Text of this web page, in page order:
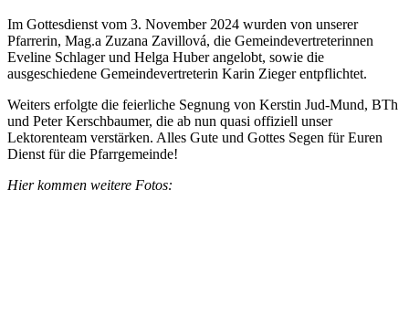
Im Gottesdienst vom 3. November 2024 wurden von unserer
Pfarrerin, Mag.a Zuzana Zavillová, die Gemeindevertreterinnen
Eveline Schlager und Helga Huber angelobt, sowie die
ausgeschiedene Gemeindevertreterin Karin Zieger entpflichtet.
Weiters erfolgte die feierliche Segnung von Kerstin Jud-Mund, BTh
und Peter Kerschbaumer, die ab nun quasi offiziell unser
Lektorenteam verstärken. Alles Gute und Gottes Segen für Euren
Dienst für die Pfarrgemeinde!
Hier kommen weitere Fotos: